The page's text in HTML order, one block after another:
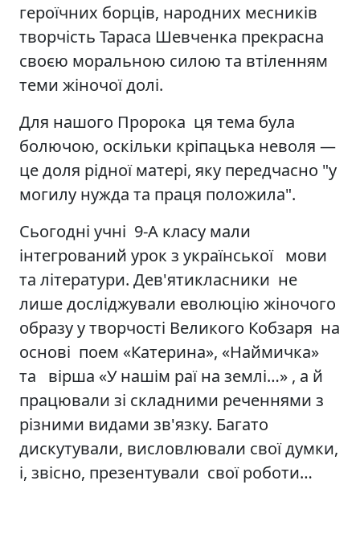
героїчних борців, народних месників
творчість Тараса Шевченка прекрасна
своєю моральною силою та втіленням
теми жіночої долі.
Для нашого Пророка ця тема була
болючою, оскільки кріпацька неволя —
це доля рідної матері, яку передчасно "у
могилу нужда та праця положила".
Сьогодні учні 9-А класу мали
інтегрований урок з української мови
та літератури. Дев'ятикласники не
лише досліджували еволюцію жіночого
образу у творчості Великого Кобзаря на
основі поем «Катерина», «Наймичка»
та вірша «У нашім раї на землі…» , а й
працювали зі складними реченнями з
різними видами зв'язку. Багато
дискутували, висловлювали свої думки,
і, звісно, презентували свої роботи…